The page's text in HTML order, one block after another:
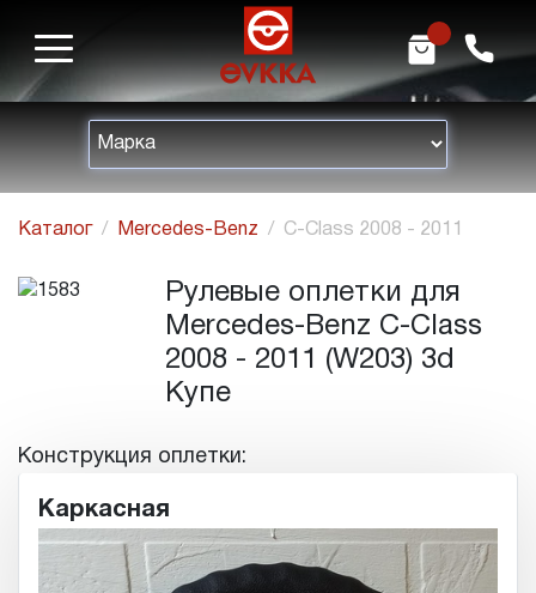
h m
Каталог Mercedes-Benz C-Class 2008 - 2011
Рулевые оплетки для
Mercedes-Benz C-Class
2008 - 2011 (W203) 3d
Купе
Конструкция оплетки:
Каркасная